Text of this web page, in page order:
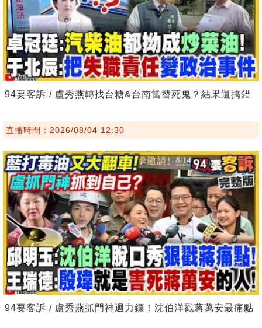
94要客訴 / 盧秀燕轉找台糖&台南當替死鬼？結果還搞錯
直播時間：2026/08/04 12:30
94要客訴 / 盧秀燕抓門神迴力鏢！沈伯洋戳蔣萬安最痛點